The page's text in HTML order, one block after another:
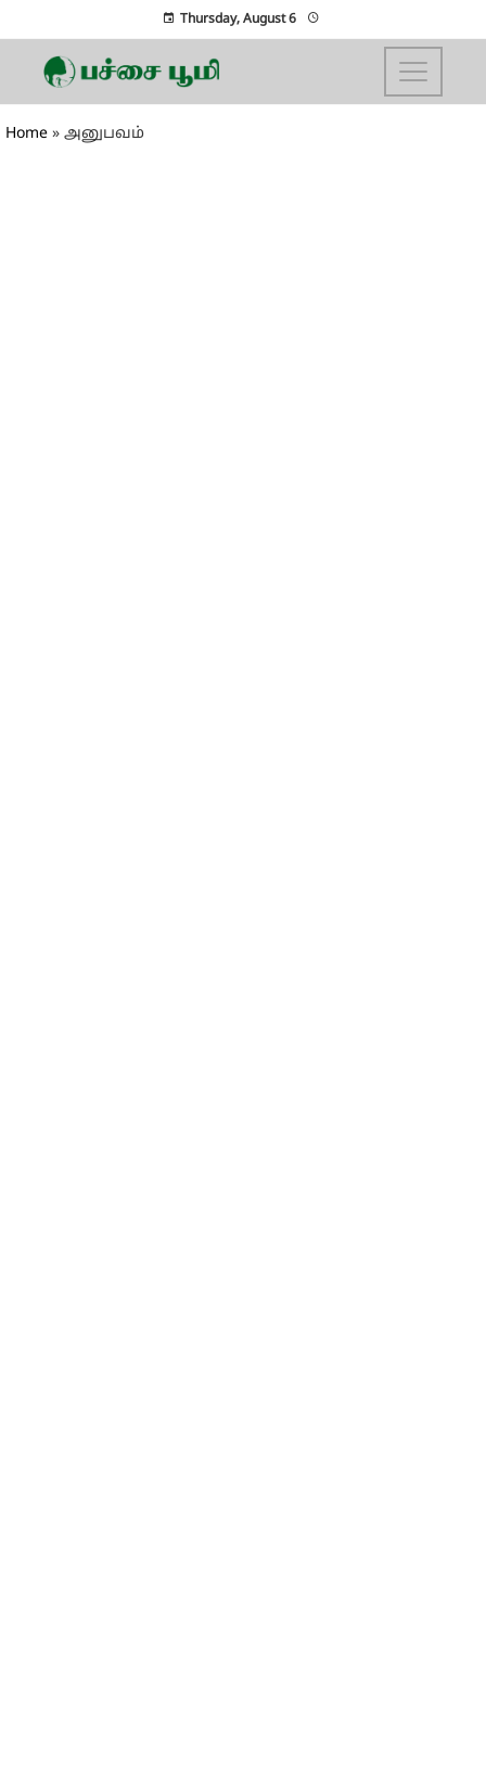
Thursday, August 6
Home » அனுபவம்